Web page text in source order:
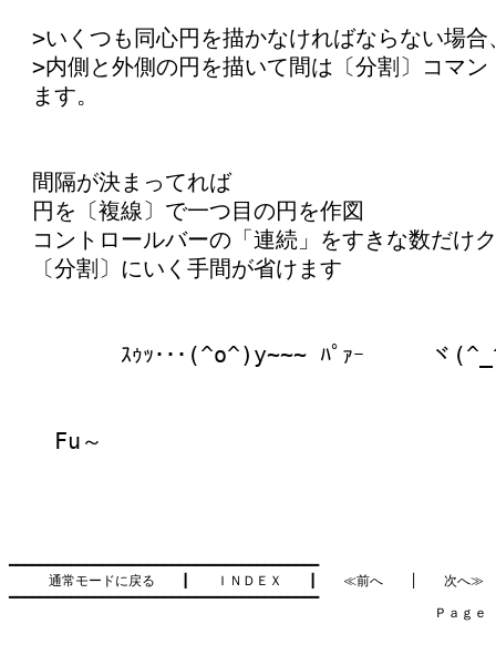
>いくつも同心円を描かなければならない場合
>内側と外側の円を描いて間は〔分割〕コマ
ます。
間隔が決まってれば
円を〔複線〕で一つ目の円を作図
コントロールバーの「連続」をすきな数だけ
〔分割〕にいく手間が省けます
ｽｩｯ･･･(^o^)y~~~ ﾊﾟｧｰ ヾ
Fu～
━━━━━━━━━━━━━━━━━━━━━━━━━━━━━━━━━━━━━━━━
通常モードに戻る
ＩＮＤＥＸ ≪前へ
次へ≫
━━━━━━━━━━━━━━━━━━━━━━━━━━━━━━━━━━━━━━━━
Ｐａｇｅ